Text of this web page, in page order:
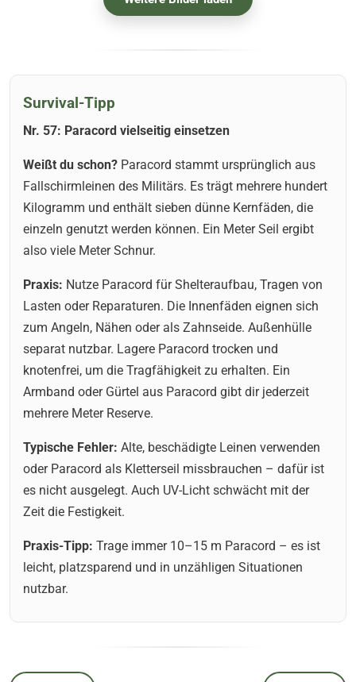
Survival-Tipp
Nr. 57: Paracord vielseitig einsetzen
Weißt du schon? Paracord stammt ursprünglich aus
Fallschirmleinen des Militärs. Es trägt mehrere hundert
Kilogramm und enthält sieben dünne Kernfäden, die
einzeln genutzt werden können. Ein Meter Seil ergibt
also viele Meter Schnur.
Praxis: Nutze Paracord für Shelteraufbau, Tragen von
Lasten oder Reparaturen. Die Innenfäden eignen sich
zum Angeln, Nähen oder als Zahnseide. Außenhülle
separat nutzbar. Lagere Paracord trocken und
knotenfrei, um die Tragfähigkeit zu erhalten. Ein
Armband oder Gürtel aus Paracord gibt dir jederzeit
mehrere Meter Reserve.
Typische Fehler: Alte, beschädigte Leinen verwenden
oder Paracord als Kletterseil missbrauchen – dafür ist
es nicht ausgelegt. Auch UV-Licht schwächt mit der
Zeit die Festigkeit.
Praxis-Tipp: Trage immer 10–15 m Paracord – es ist
leicht, platzsparend und in unzähligen Situationen
nutzbar.